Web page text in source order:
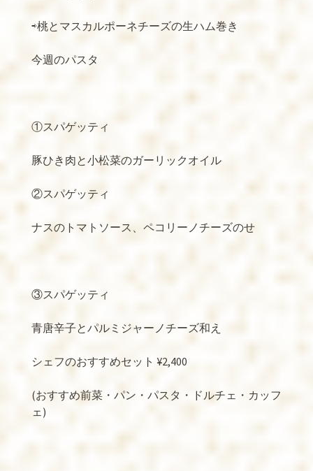
⇨桃とマスカルポーネチーズの生ハム巻き
今週のパスタ
①スパゲッティ
豚ひき肉と小松菜のガーリックオイル
②スパゲッティ
ナスのトマトソース、ペコリーノチーズのせ
③スパゲッティ
青唐辛子とパルミジャーノチーズ和え
シェフのおすすめセット ¥2,400
(おすすめ前菜・パン・パスタ・ドルチェ・カッフ
ェ)